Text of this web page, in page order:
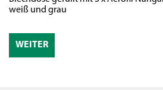
weiß und grau
WEITER